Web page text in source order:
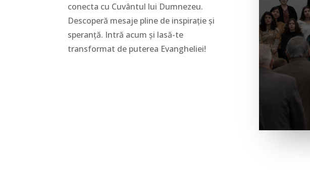
conecta cu Cuvântul lui Dumnezeu.
Descoperă mesaje pline de inspirație și
speranță. Intră acum și lasă-te
transformat de puterea Evangheliei!